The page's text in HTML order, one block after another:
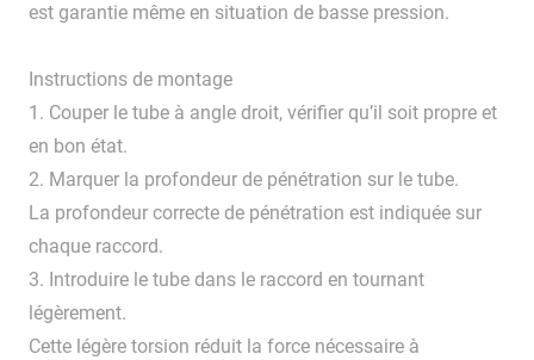
est garantie même en situation de basse pression.
Instructions de montage
1. Couper le tube à angle droit, vérifier qu’il soit propre et
en bon état.
2. Marquer la profondeur de pénétration sur le tube.
La profondeur correcte de pénétration est indiquée sur
chaque raccord.
3. Introduire le tube dans le raccord en tournant
légèrement.
Cette légère torsion réduit la force nécessaire à